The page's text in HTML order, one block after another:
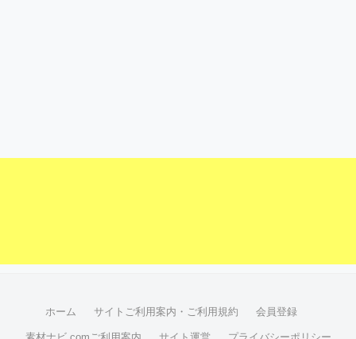
ホーム サイトご利用案内・ご利用規約 会員登録